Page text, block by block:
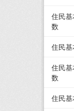
住民
数
住民
住民
数
住民